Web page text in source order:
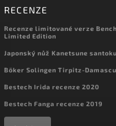
RECENZE
Recenze limitované verze
Limited Edition
Japonský nůž Kanetsune
Böker Solingen Tirpitz-
Bestech Irida recenze 2020
Bestech Fanga recenze 2019